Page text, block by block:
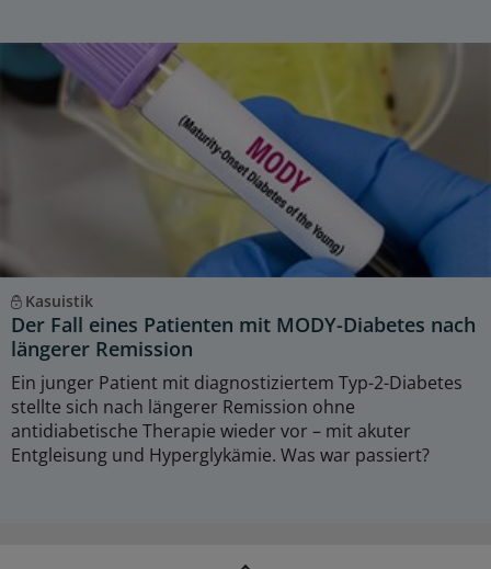
Kasuistik
Der Fall eines Patienten mit MODY-Diabetes nach
längerer Remission
Ein junger Patient mit diagnostiziertem Typ-2-Diabetes
stellte sich nach längerer Remission ohne
antidiabetische Therapie wieder vor – mit akuter
Entgleisung und Hyperglykämie. Was war passiert?